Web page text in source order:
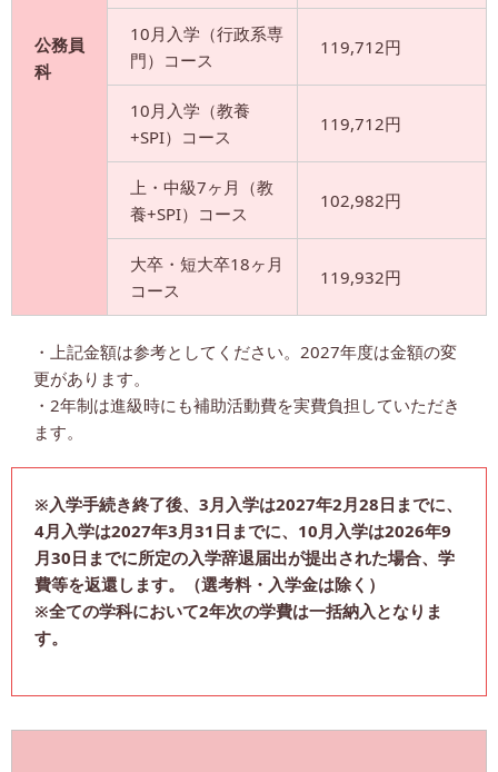
公務員
科
10月入学（行政系専
門）コース
119,712円
10月入学（教養
+SPI）コース
119,712円
上・中級7ヶ月（教
養+SPI）コース
102,982円
大卒・短大卒18ヶ月
コース
119,932円
・上記金額は参考としてください。2027年度は金額の変
更があります。
・2年制は進級時にも補助活動費を実費負担していただき
ます。
※入学手続き終了後、3月入学は2027年2月28日までに、
4月入学は2027年3月31日までに、10月入学は2026年9
月30日までに所定の入学辞退届出が提出された場合、学
費等を返還します。（選考料・入学金は除く）
※全ての学科において2年次の学費は一括納入となりま
す。